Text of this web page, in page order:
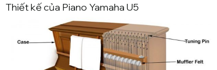
Thiết kế của Piano Yamaha U5